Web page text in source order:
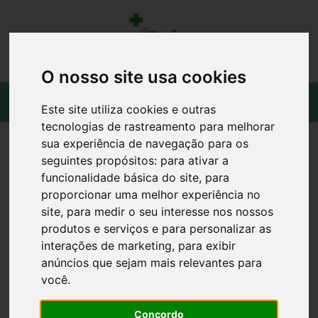
O nosso site usa cookies
Este site utiliza cookies e outras
tecnologias de rastreamento para melhorar
sua experiência de navegação para os
seguintes propósitos: para ativar a
funcionalidade básica do site, para
proporcionar uma melhor experiência no
site, para medir o seu interesse nos nossos
produtos e serviços e para personalizar as
interações de marketing, para exibir
anúncios que sejam mais relevantes para
você.
Concordo